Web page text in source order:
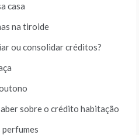
casa
na tiroide
ou consolidar créditos?
sobre o crédito habitação
perfumes